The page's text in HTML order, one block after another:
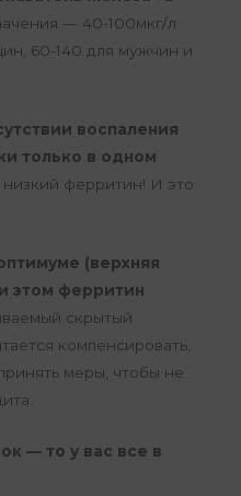
— 40-100мкг/л
60-140 для мужчин и
воспаления
только в одном
ферритин! И это
(верхняя
этом ферритин
скрытый
компенсировать,
меры, чтобы не
— то у вас все в